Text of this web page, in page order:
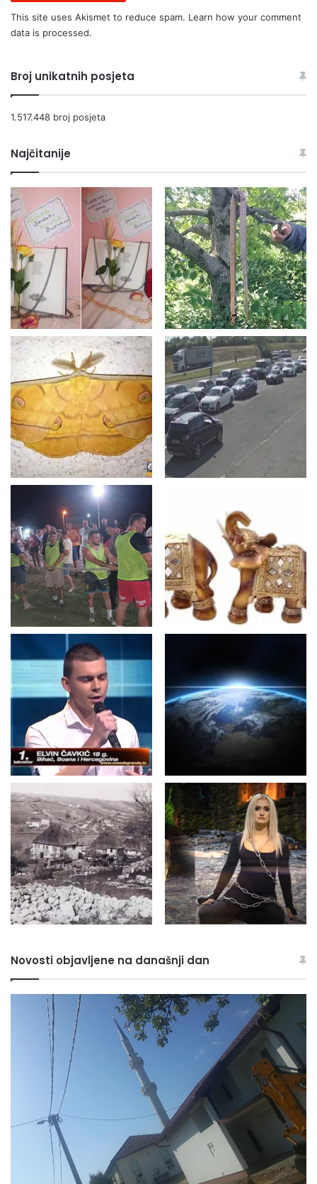
This site uses Akismet to reduce spam. Learn how your comment
data is processed.
Broj unikatnih posjeta
1.517.448 broj posjeta
Najčitanije
Novosti objavljene na današnji dan